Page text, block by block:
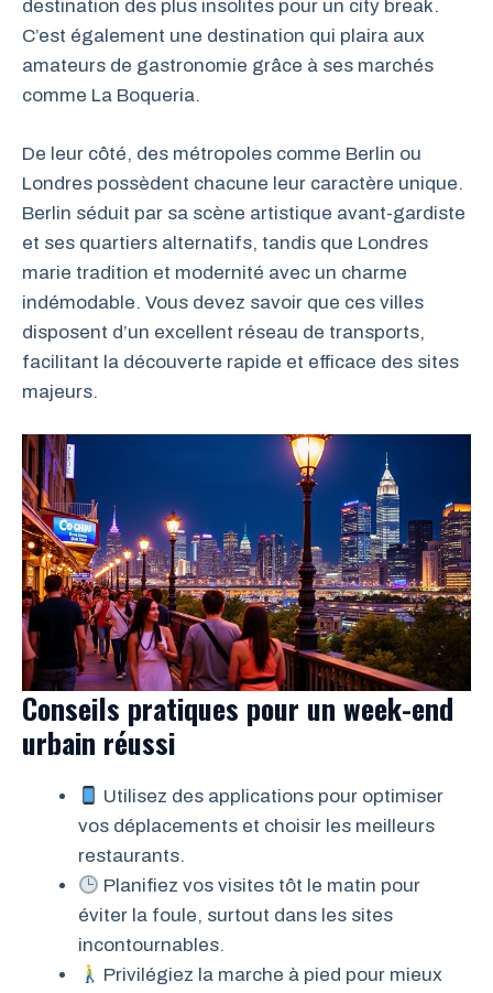
destination des plus insolites pour un city break.
C’est également une destination qui plaira aux
amateurs de gastronomie grâce à ses marchés
comme La Boqueria.
De leur côté, des métropoles comme Berlin ou
Londres possèdent chacune leur caractère unique.
Berlin séduit par sa scène artistique avant-gardiste
et ses quartiers alternatifs, tandis que Londres
marie tradition et modernité avec un charme
indémodable. Vous devez savoir que ces villes
disposent d’un excellent réseau de transports,
facilitant la découverte rapide et efficace des sites
majeurs.
Conseils pratiques pour un week-end
urbain réussi
Utilisez des applications pour optimiser
vos déplacements et choisir les meilleurs
restaurants.
Planifiez vos visites tôt le matin pour
éviter la foule, surtout dans les sites
incontournables.
Privilégiez la marche à pied pour mieux